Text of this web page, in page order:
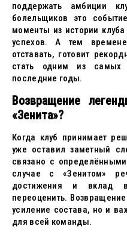
поддержать амбиции
болельщиков это
моменты из истории
успехов. А тем
отставать, готовит
стать одним из
последние годы.
Возвращение
«Зенита»?
Когда клуб принимает
уже оставил заметный
связано с
случае с «Зенитом»
достижения и вклад
переоценить.
усиление состава, но и
для всей команды.